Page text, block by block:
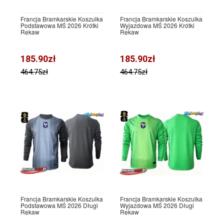
Francja Bramkarskie Koszulka
Podstawowa MŚ 2026 Krótki
Rękaw
185.90zł
464.75zł
Francja Bramkarskie Koszulka
Wyjazdowa MŚ 2026 Krótki
Rękaw
185.90zł
464.75zł
Francja Bramkarskie Koszulka
Podstawowa MŚ 2026 Długi
Rękaw
Francja Bramkarskie Koszulka
Wyjazdowa MŚ 2026 Długi
Rękaw